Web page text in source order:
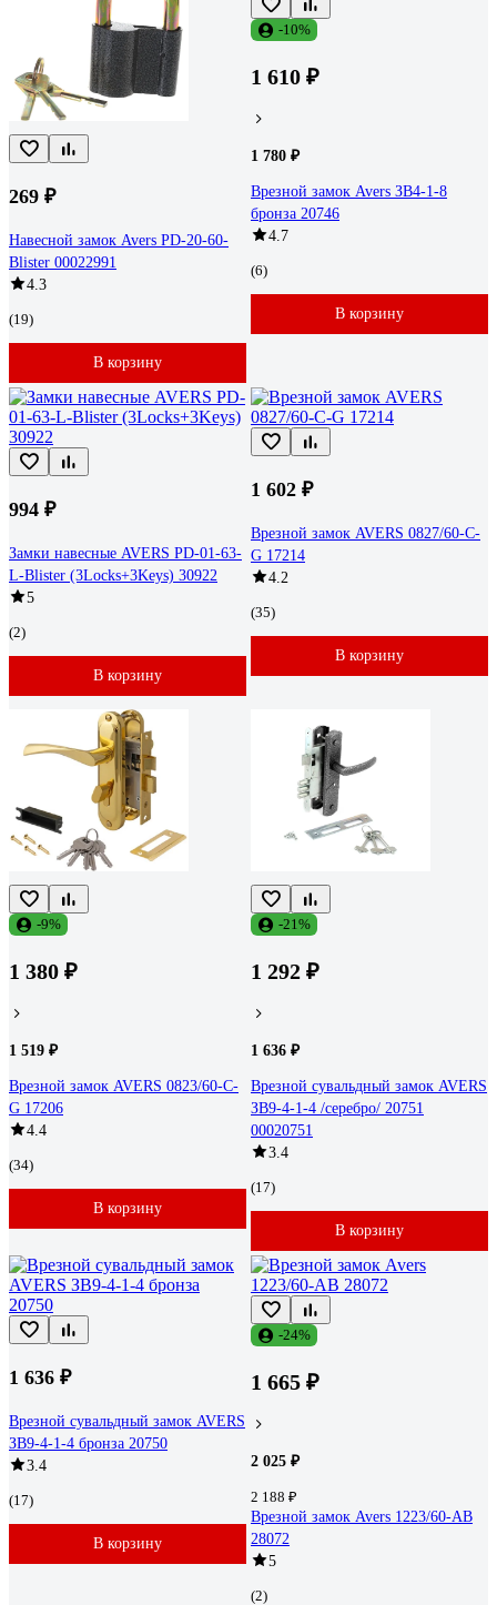
269 ₽
Навесной замок Avers PD-20-60-
Blister 00022991
4.3
(19)
В корзину
-10%
1 610 ₽
1 780 ₽
Врезной замок Avers ЗВ4-1-8
бронза 20746
4.7
(6)
В корзину
994 ₽
Замки навесные AVERS PD-01-63-
L-Blister (3Locks+3Keys) 30922
5
(2)
В корзину
1 602 ₽
Врезной замок AVERS 0827/60-C-
G 17214
4.2
(35)
В корзину
-9%
1 380 ₽
1 519 ₽
Врезной замок AVERS 0823/60-C-
G 17206
4.4
(34)
В корзину
-21%
1 292 ₽
1 636 ₽
Врезной сувальдный замок AVERS
ЗВ9-4-1-4 /серебро/ 20751
00020751
3.4
(17)
В корзину
1 636 ₽
Врезной сувальдный замок AVERS
ЗВ9-4-1-4 бронза 20750
3.4
(17)
В корзину
-24%
1 665 ₽
2 025 ₽
2 188 ₽
Врезной замок Avers 1223/60-AB
28072
5
(2)